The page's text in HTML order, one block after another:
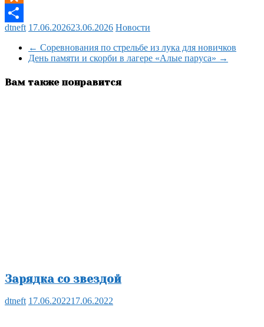
Odnoklassniki
Отправить
dtneft 17.06.202623.06.2026 Новости
← Соревнования по стрельбе из лука для новичков
День памяти и скорби в лагере «Алые паруса» →
Вам также понравится
Зарядка со звездой
dtneft 17.06.202217.06.2022